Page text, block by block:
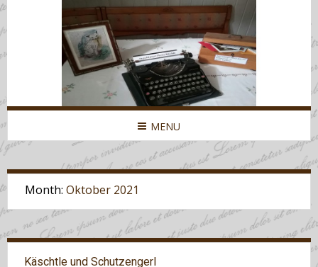
MENU
Month: Oktober 2021
Käschtle und Schutzengerl